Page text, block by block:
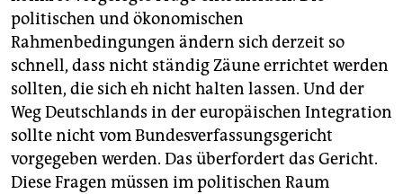
politischen und ökonomischen
Rahmenbedingungen ändern sich derzeit so
schnell, dass nicht ständig Zäune errichtet werden
sollten, die sich eh nicht halten lassen. Und der
Weg Deutschlands in der europäischen Integration
sollte nicht vom Bundesverfassungsgericht
vorgegeben werden. Das überfordert das Gericht.
Diese Fragen müssen im politischen Raum